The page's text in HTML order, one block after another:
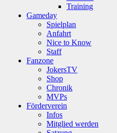
Training
Gameday
Spielplan
Anfahrt
Nice to Know
Staff
Fanzone
JokersTV
Shop
Chronik
MVPs
Förderverein
Infos
Mitglied werden